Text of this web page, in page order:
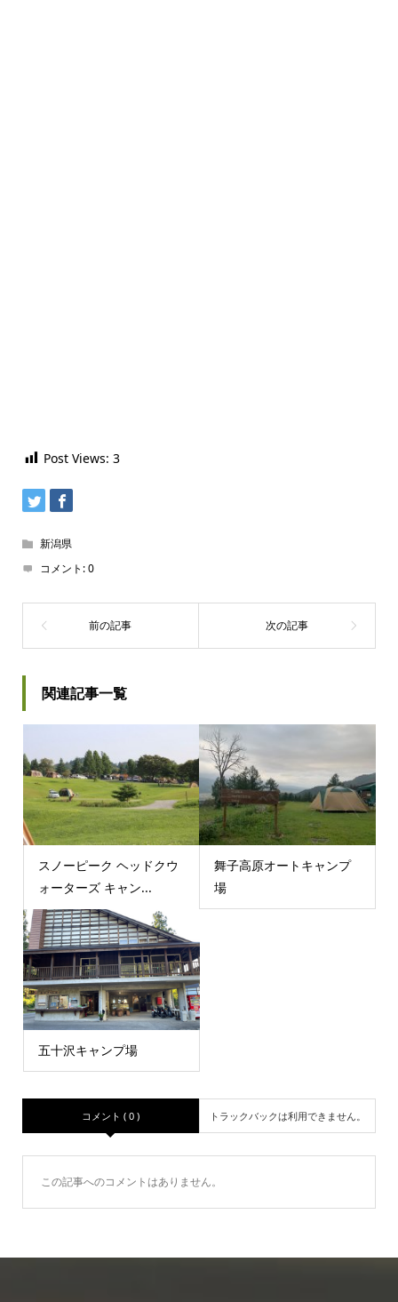
Post Views: 3
新潟県
コメント:0
関連記事一覧
スノーピーク ヘッドクウ
ォーターズ キャン...
舞子高原オートキャンプ
場
五十沢キャンプ場
コメント ( 0 ) トラックバックは利用できません。
この記事へのコメントはありません。